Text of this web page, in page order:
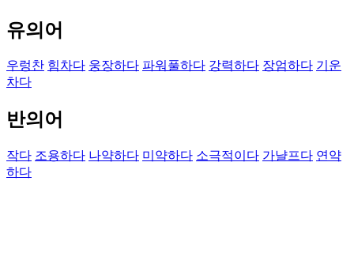
유의어
우렁찬 힘차다 웅장하다 파워풀하다 강력하다 장엄하다 기운
차다
반의어
작다 조용하다 나약하다 미약하다 소극적이다 가냘프다 연약
하다